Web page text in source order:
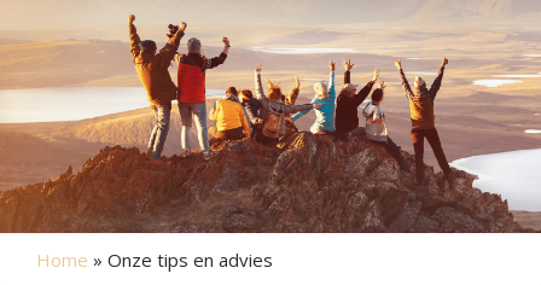
Home » Onze tips en advies